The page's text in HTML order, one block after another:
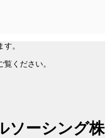
。
ください。
ソーシング株